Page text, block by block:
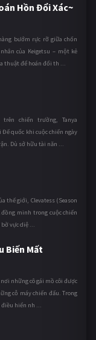
Hồn Đổi Xác~
bướm rực rỡ giữa chốn
của Keigetsu – một kẻ
thuật để hoán đổi th ...
chiến trường, Tanya
quốc khi cuộc chiến ngày
Dù sở hữu tài năn ...
thế giới, Clevatess (Season
minh trong cuộc chiến
vực diệ ...
Biến Mất
những cô gái mồ côi được
cỗ máy chiến đấu. Trong
hiển nh ...